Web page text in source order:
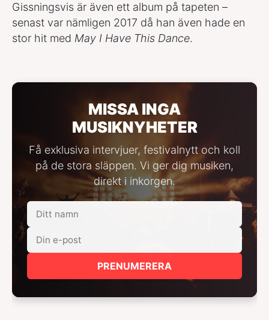
Gissningsvis är även ett album på tapeten –
senast var nämligen 2017 då han även hade en
stor hit med May I Have This Dance.
MISSA INGA
MUSIKNYHETER
Få exklusiva intervjuer, festivalnytt och koll
på de stora släppen. Vi ger dig musiken,
direkt i inkorgen.
PRENUMERERA